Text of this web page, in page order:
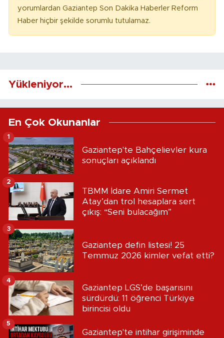
yorumlardan Gaziantep Son Dakika Haberler Reform
Haber hiçbir şekilde sorumlu tutulamaz.
Yükleniyor...
En Çok Okunanlar
Gaziantep'te Bahçelievler kura
sonuçları açıklandı
1
TBMM İdare Amiri Sermet
Atay’dan trol hesaplara sert
çıkış: “Seni bulacağım”
2
Gaziantep defin listesi! 25
Temmuz 2026 kimler vefat etti?
3
Gaziantep LGS’de başarısını
sürdürdü: 11 öğrenci Türkiye
birincisi oldu
4
Gaziantep'te intihar girişiminde
5